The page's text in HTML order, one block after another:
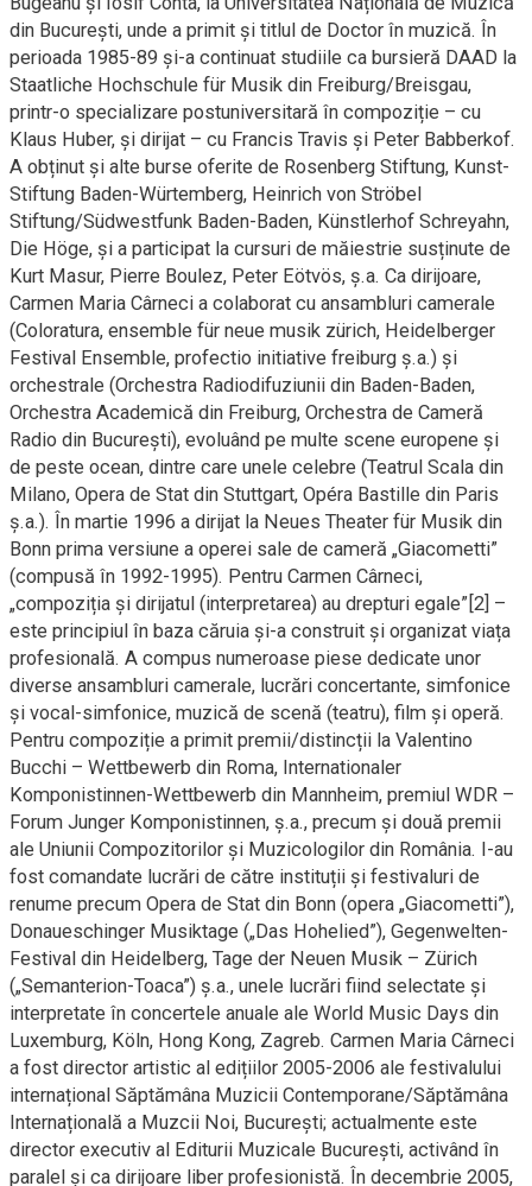
din București, unde a primit și titlul de Doctor în muzică. În
perioada 1985-89 și-a continuat studiile ca bursieră DAAD la
Staatliche Hochschule für Musik din Freiburg/Breisgau,
printr-o specializare postuniversitară în compoziție – cu
Klaus Huber, și dirijat – cu Francis Travis și Peter Babberkof.
A obținut și alte burse oferite de Rosenberg Stiftung, Kunst-
Stiftung Baden-Würtemberg, Heinrich von Ströbel
Stiftung/Südwestfunk Baden-Baden, Künstlerhof Schreyahn,
Die Höge, și a participat la cursuri de măiestrie susținute de
Kurt Masur, Pierre Boulez, Peter Eötvös, ș.a. Ca dirijoare,
Carmen Maria Cârneci a colaborat cu ansambluri camerale
(Coloratura, ensemble für neue musik zürich, Heidelberger
Festival Ensemble, profectio initiative freiburg ș.a.) și
orchestrale (Orchestra Radiodifuziunii din Baden-Baden,
Orchestra Academică din Freiburg, Orchestra de Cameră
Radio din București), evoluând pe multe scene europene și
de peste ocean, dintre care unele celebre (Teatrul Scala din
Milano, Opera de Stat din Stuttgart, Opéra Bastille din Paris
ș.a.). În martie 1996 a dirijat la Neues Theater für Musik din
Bonn prima versiune a operei sale de cameră „Giacometti”
(compusă în 1992-1995). Pentru Carmen Cârneci,
„compoziția și dirijatul (interpretarea) au drepturi egale”[2] –
este principiul în baza căruia și-a construit și organizat viața
profesională. A compus numeroase piese dedicate unor
diverse ansambluri camerale, lucrări concertante, simfonice
și vocal-simfonice, muzică de scenă (teatru), film și operă.
Pentru compoziție a primit premii/distincții la Valentino
Bucchi – Wettbewerb din Roma, Internationaler
Komponistinnen-Wettbewerb din Mannheim, premiul WDR –
Forum Junger Komponistinnen, ș.a., precum și două premii
ale Uniunii Compozitorilor și Muzicologilor din România. I-au
fost comandate lucrări de către instituții și festivaluri de
renume precum Opera de Stat din Bonn (opera „Giacometti”),
Donaueschinger Musiktage („Das Hohelied”), Gegenwelten-
Festival din Heidelberg, Tage der Neuen Musik – Zürich
(„Semanterion-Toaca”) ș.a., unele lucrări fiind selectate și
interpretate în concertele anuale ale World Music Days din
Luxemburg, Köln, Hong Kong, Zagreb. Carmen Maria Cârneci
a fost director artistic al edițiilor 2005-2006 ale festivalului
internațional Săptămâna Muzicii Contemporane/Săptămâna
Internațională a Muzcii Noi, București; actualmente este
director executiv al Editurii Muzicale București, activând în
paralel și ca dirijoare liber profesionistă. În decembrie 2005,